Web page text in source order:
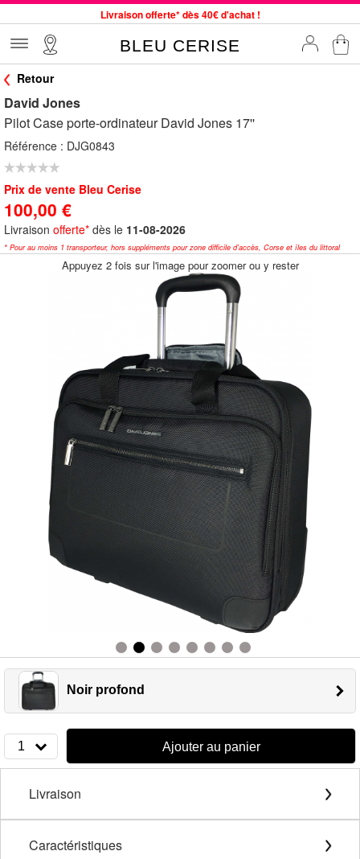
Livraison offerte* dès 40€ d'achat !
Commande avant 12h expédiée le jour même, du lundi au vendredi
Jusqu'à -75% sur le site du 29/07 au 27/08
Samsonite, Delsey, American Tourister, Little Marcel à Prix Bas
BLEU CERISE
Retour
David Jones
Pilot Case porte-ordinateur David Jones 17''
Référence : DJG0843
Prix de vente Bleu Cerise
100,00 €
Livraison offerte* dès le 11-08-2026
* Pour au moins 1 transporteur, hors suppléments pour zone difficile d'accès, Corse et îles du littoral
Appuyez 2 fois sur l'image pour zoomer ou y rester
Noir profond
1 Ajouter au panier
Livraison
Caractéristiques